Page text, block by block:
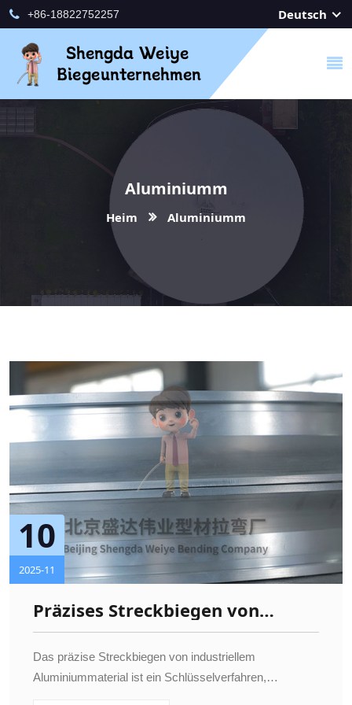
+86-18822752257 Deutsch
Aluminiumm
Heim Aluminiumm
10
2025-11
Präzises Streckbiegen von
industriellem
Aluminiummaterial:
Optimierung von
Das präzise Streckbiegen von industriellem
Aluminiummaterial ist ein Schlüsselverfahren,